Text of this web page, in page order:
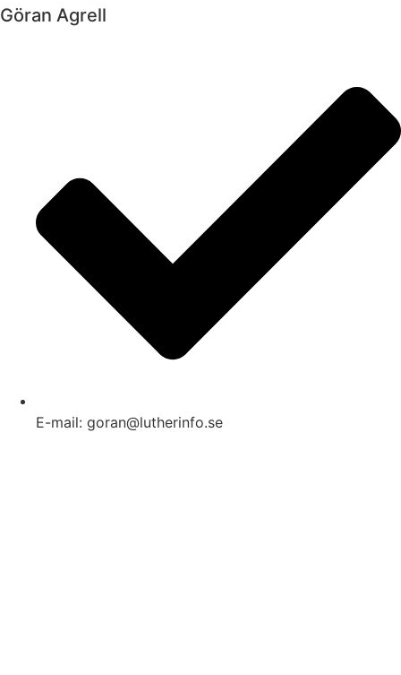
Göran Agrell
E-mail: goran@lutherinfo.se